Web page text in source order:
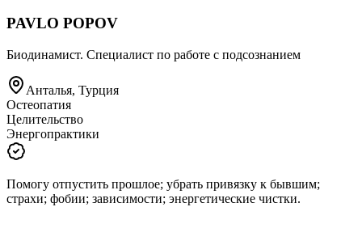
PAVLO POPOV
Биодинамист. Специалист по работе с подсознанием
Анталья, Турция
Остеопатия
Целительство
Энергопрактики
Помогу отпустить прошлое; убрать привязку к бывшим;
страхи; фобии; зависимости; энергетические чистки.